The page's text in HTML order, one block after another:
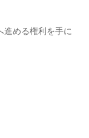
進める権利を手に